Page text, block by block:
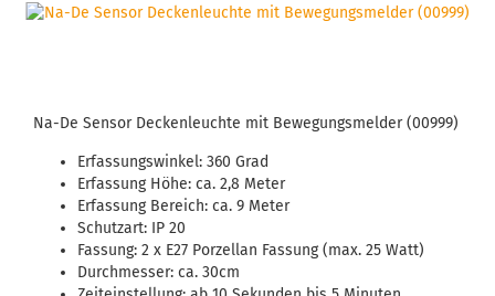
Na-De Sensor Deckenleuchte mit Bewegungsmelder (00999)
Erfassungswinkel: 360 Grad
Erfassung Höhe: ca. 2,8 Meter
Erfassung Bereich: ca. 9 Meter
Schutzart: IP 20
Fassung: 2 x E27 Porzellan Fassung (max. 25 Watt)
Durchmesser: ca. 30cm